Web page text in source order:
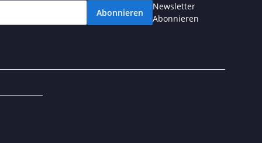
Abonnieren
Newsletter
Abonnieren